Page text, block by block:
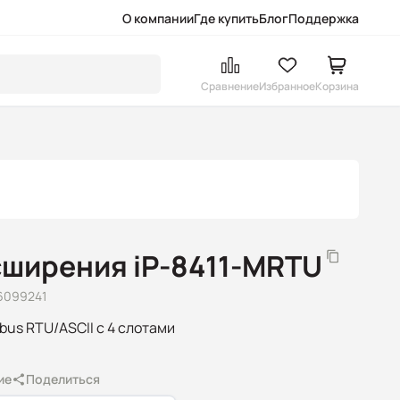
О компанииГде купитьБлогПоддержка
СравнениеИзбранноеКорзина
iP-8411-MRTU
RTU/ASCII с 4 слотами
Поделиться